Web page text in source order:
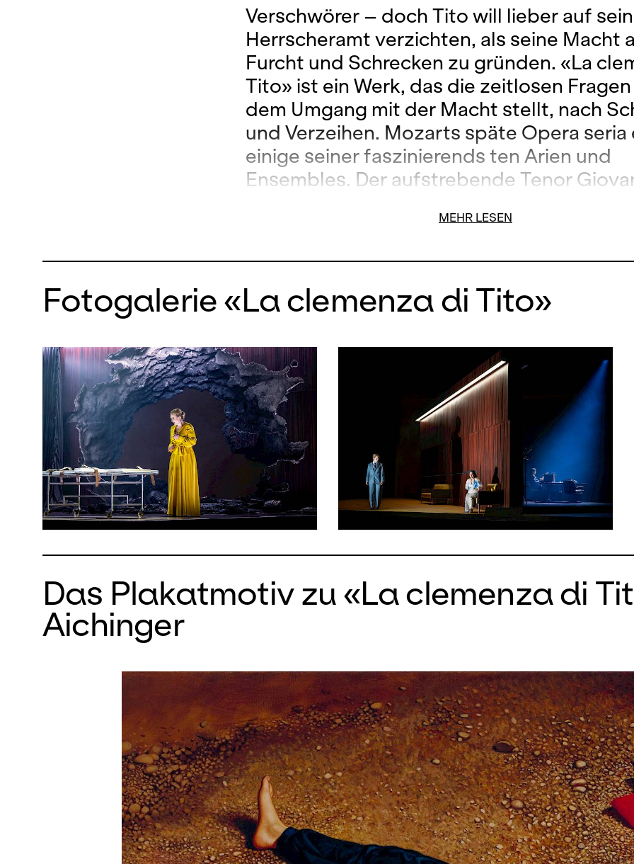
Verschwörer – doch Tito will lieber auf sein
Herrscheramt verzichten, als seine Macht
Furcht und Schrecken zu gründen. «La
Tito» ist ein Werk, das die zeitlosen
dem Umgang mit der Macht stellt, nach
und Verzeihen. Mozarts späte Opera
einige seiner faszinierends ten Arien und
Ensembles. Der aufstrebende Tenor
eine ihrer Paraderollen. Unter der Leitung
MEHR LESEN
Fotogalerie «La clemenza di Tito»
Das Plakatmotiv zu «La clemenza di
Aichinger